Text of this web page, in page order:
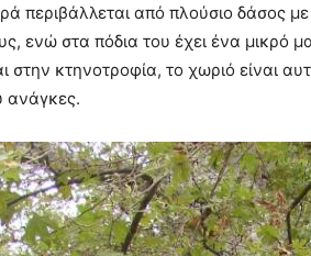
περιβάλλεται από πλούσιο δάσος
ενώ στα πόδια του έχει ένα μικρό
στην κτηνοτροφία, το χωριό είναι
ανάγκες.